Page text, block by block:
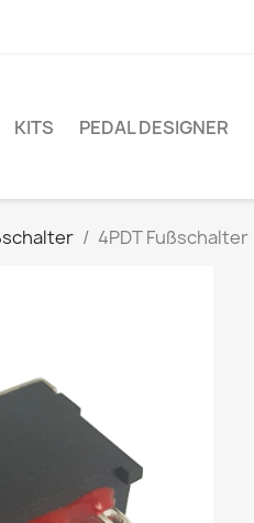
KITS PEDAL DESIGNER
4PDT Fußschalter